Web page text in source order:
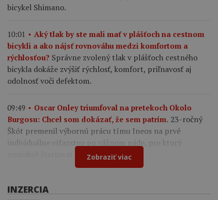
bicykel Shimano.
10:01
Aký tlak by ste mali mať v plášťoch na cestnom
bicykli a ako nájsť rovnováhu medzi komfortom a
rýchlosťou? Správne zvolený tlak v plášťoch cestného
bicykla dokáže zvýšiť rýchlosť, komfort, priľnavosť aj
odolnosť voči defektom.
09:49
Oscar Onley triumfoval na pretekoch Okolo
Burgosu: Chcel som dokázať, že sem patrím. 23-ročný
Škót premenil výbornú prácu tímu Ineos na prvé
individuálne víťazstvo po vážnom páde, pre ktorý
nemohol štartovať na Tour de France.
Zobraziť viac
INZERCIA